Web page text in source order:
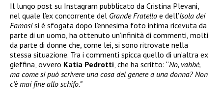
Il lungo post su Instagram pubblicato da Cristina Plevani,
nel quale l’ex concorrente del Grande Fratello e dell’Isola dei
Famosisi è sfogata dopo l’ennesima foto intima ricevuta da
parte di un uomo, ha ottenuto un’infinità di commenti, molti
da parte di donne che, come lei, si sono ritrovate nella
stessa situazione. Tra i commenti spicca quello di un’altra ex
gieffina, ovvero Katia Pedrotti, che ha scritto: “No, vabbè,
ma come si può scrivere una cosa del genere a una donna? Non
c’è mai fine allo schifo.”